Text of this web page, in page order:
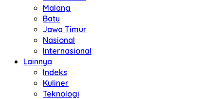
Malang
Batu
Jawa Timur
Nasional
Internasional
Lainnya
Indeks
Kuliner
Teknologi